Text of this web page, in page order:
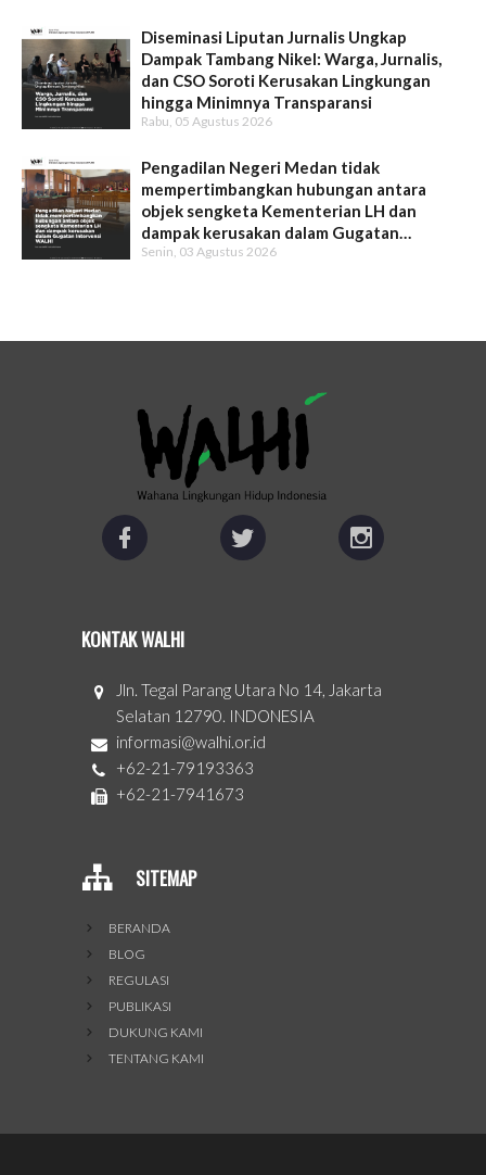
Diseminasi Liputan Jurnalis Ungkap
Dampak Tambang Nikel: Warga, Jurnalis,
dan CSO Soroti Kerusakan Lingkungan
hingga Minimnya Transparansi
Rabu, 05 Agustus 2026
Pengadilan Negeri Medan tidak
mempertimbangkan hubungan antara
objek sengketa Kementerian LH dan
dampak kerusakan dalam Gugatan
Intervensi WALHI
Senin, 03 Agustus 2026
KONTAK WALHI
Jln. Tegal Parang Utara No 14, Jakarta
Selatan 12790. INDONESIA
informasi@walhi.or.id
+62-21-79193363
+62-21-7941673
SITEMAP
BERANDA
BLOG
REGULASI
PUBLIKASI
DUKUNG KAMI
TENTANG KAMI